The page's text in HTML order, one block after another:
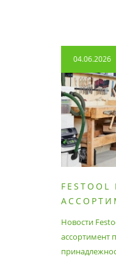
04.06.2026
Новости
ассортимент